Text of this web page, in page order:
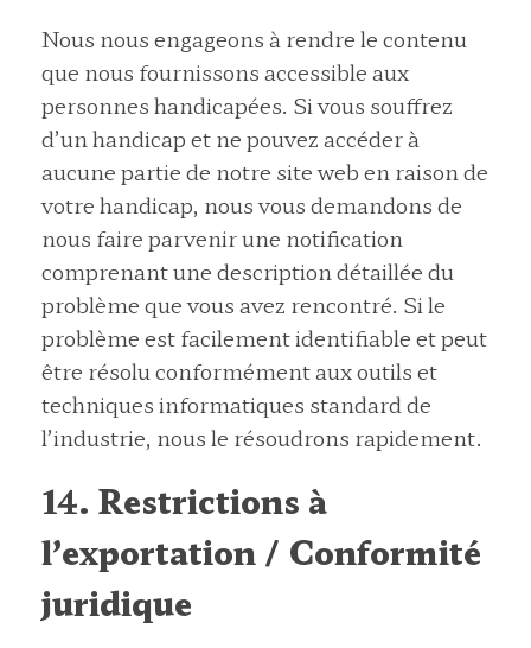
Nous nous engageons à rendre le contenu
que nous fournissons accessible aux
personnes handicapées. Si vous souffrez
d’un handicap et ne pouvez accéder à
aucune partie de notre site web en raison de
votre handicap, nous vous demandons de
nous faire parvenir une notification
comprenant une description détaillée du
problème que vous avez rencontré. Si le
problème est facilement identifiable et peut
être résolu conformément aux outils et
techniques informatiques standard de
l’industrie, nous le résoudrons rapidement.
14. Restrictions à
l’exportation / Conformité
juridique